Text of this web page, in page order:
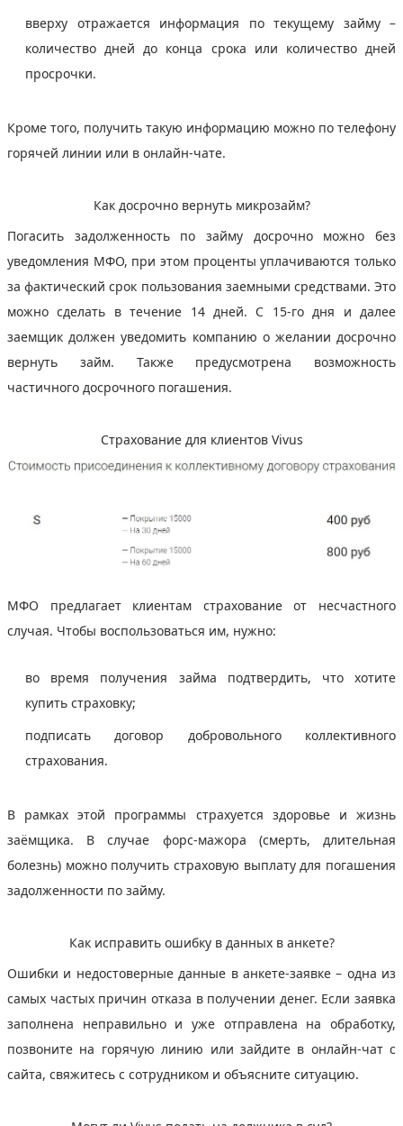
вверху отражается информация по текущему займу –
количество дней до конца срока или количество дней
просрочки.
Кроме того, получить такую информацию можно по телефону
горячей линии или в онлайн-чате.
Как досрочно вернуть микрозайм?
Погасить задолженность по займу досрочно можно без
уведомления МФО, при этом проценты уплачиваются только
за фактический срок пользования заемными средствами. Это
можно сделать в течение 14 дней. С 15-го дня и далее
заемщик должен уведомить компанию о желании досрочно
вернуть займ. Также предусмотрена возможность
частичного досрочного погашения.
Страхование для клиентов Vivus
МФО предлагает клиентам страхование от несчастного
случая. Чтобы воспользоваться им, нужно:
во время получения займа подтвердить, что хотите
купить страховку;
подписать договор добровольного коллективного
страхования.
В рамках этой программы страхуется здоровье и жизнь
заёмщика. В случае форс-мажора (смерть, длительная
болезнь) можно получить страховую выплату для погашения
задолженности по займу.
Как исправить ошибку в данных в анкете?
Ошибки и недостоверные данные в анкете-заявке – одна из
самых частых причин отказа в получении денег. Если заявка
заполнена неправильно и уже отправлена на обработку,
позвоните на горячую линию или зайдите в онлайн-чат с
сайта, свяжитесь с сотрудником и объясните ситуацию.